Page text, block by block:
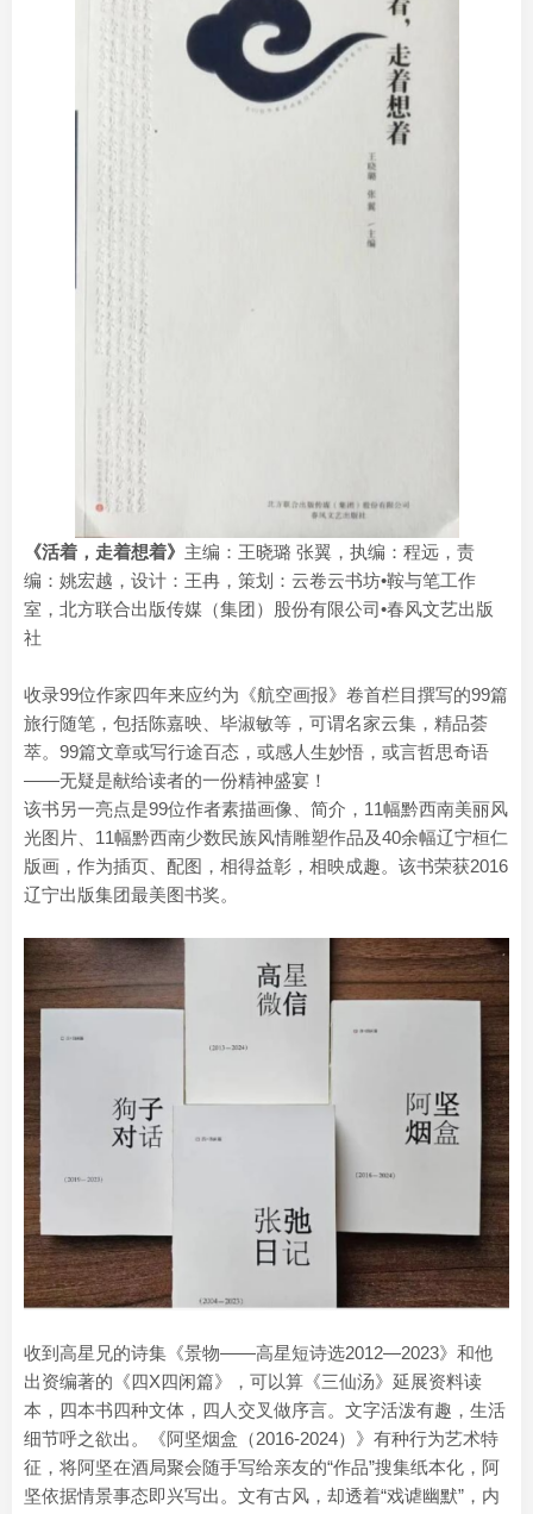
《活着，走着想着》 主编：王晓璐 张翼，执编：程远，责
编：姚宏越，设计：王冉，策划：云卷云书坊•鞍与笔工作
室，北方联合出版传媒（集团）股份有限公司•春风文艺出版
社
收录99位作家四年来应约为《航空画报》卷首栏目撰写的99篇
旅行随笔，包括陈嘉映、毕淑敏等，可谓名家云集，精品荟
萃。99篇文章或写行途百态，或感人生妙悟，或言哲思奇语
——无疑是献给读者的一份精神盛宴！
该书另一亮点是99位作者素描画像、简介，11幅黔西南美丽风
光图片、11幅黔西南少数民族风情雕塑作品及40余幅辽宁桓仁
版画，作为插页、配图，相得益彰，相映成趣。该书荣获2016
辽宁出版集团最美图书奖。
收到高星兄的诗集《景物——高星短诗选2012—2023》和他
出资编著的《四X四闲篇》，可以算《三仙汤》延展资料读
本，四本书四种文体，四人交叉做序言。文字活泼有趣，生活
细节呼之欲出。《阿坚烟盒（2016-2024）》有种行为艺术特
征，将阿坚在酒局聚会随手写给亲友的“作品”搜集纸本化，阿
坚依据情景事态即兴写出。文有古风，却透着“戏谑幽默”，内